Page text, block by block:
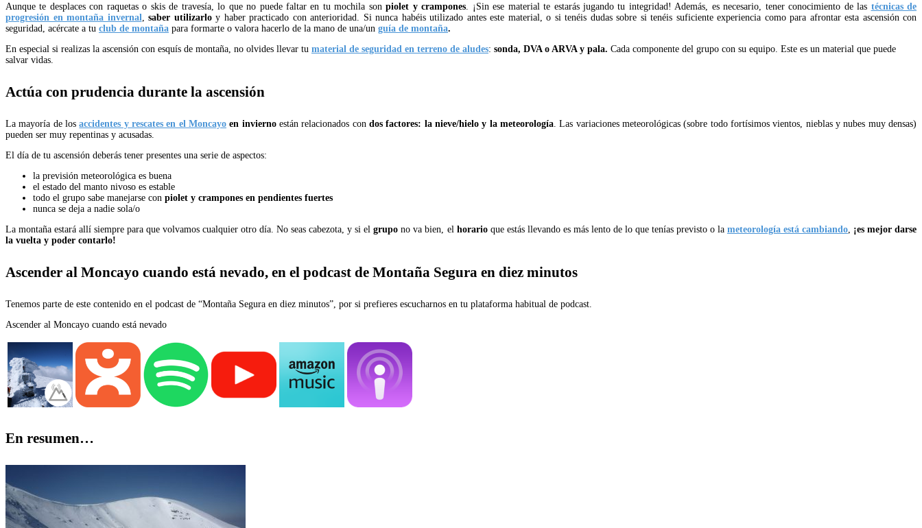
Aunque te desplaces con raquetas o skis de travesía, lo que no puede faltar en tu mochila sonpiolet y crampones . ¡Sin ese material te estarás jugando tu integridad! Además, es necesario, tener conocimiento de las técnicas de
progresión en montaña invernal
saber utilizarloy haber practicado con anterioridad. Si nunca habéis utilizado antes este material, o si tenéis dudas sobre si tenéis suficiente experiencia como para afrontar esta ascensión con
seguridad, acércate a tu club de montaña para formarte o valora hacerlo de la mano de una/un guía de montaña.
En especial si realizas la ascensión con esquís de montaña, no olvides llevar tu material de seguridad en terreno de aludes: sonda, DVA o ARVA y pala. Cada componente del grupo con su equipo. Este es un material que puede
salvar vidas.
Actúa con prudencia durante la ascensión
La mayoría de losaccidentes y rescates en el Moncayo en inviernoestán relacionados condos factores: la nieve/hielo y la meteorología . Las variaciones meteorológicas (sobre todo fortísimos vientos, nieblas y nubes muy densas)
pueden ser muy repentinas y acusadas.
El día de tu ascensión deberás tener presentes una serie de aspectos:
la previsión meteorológica es buena
el estado del manto nivoso es estable
todo el grupo sabe manejarse con piolet y crampones en pendientes fuertes
nunca se deja a nadie sola/o
La montaña estará allí siempre para que volvamos cualquier otro día. No seas cabezota, y si elgrupo no va bien, el horarioque estás llevando es más lento de lo que tenías previsto o la meteorología está cambiando, ¡es mejor darse
la vuelta y poder contarlo!
Ascender al Moncayo cuando está nevado, en el podcast de Montaña Segura en diez minutos
Tenemos parte de este contenido en el podcast de “Montaña Segura en diez minutos”, por si prefieres escucharnos en tu plataforma habitual de podcast.
Ascender al Moncayo cuando está nevado
En resumen…